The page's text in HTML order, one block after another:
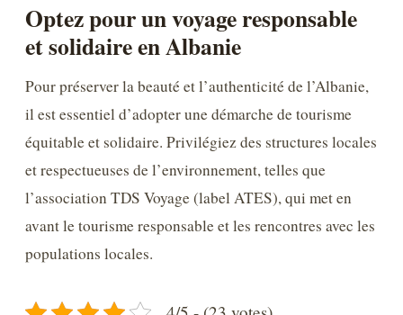
Optez pour un voyage responsable
et solidaire en Albanie
Pour préserver la beauté et l’authenticité de l’Albanie,
il est essentiel d’adopter une démarche de tourisme
équitable et solidaire. Privilégiez des structures locales
et respectueuses de l’environnement, telles que
l’association TDS Voyage (label ATES), qui met en
avant le tourisme responsable et les rencontres avec les
populations locales.